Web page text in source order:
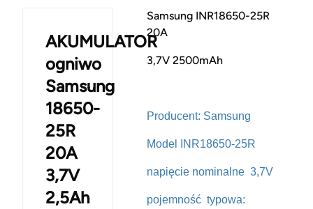
AKUMULATOR
ogniwo
Samsung
18650-
25R
20A
3,7V
2,5Ah
Samsung INR18650-25R
20A
3,7V 2500mAh
Producent: Samsung
Model INR18650-25R
napięcie nominalne 3,7V
pojemność typowa: